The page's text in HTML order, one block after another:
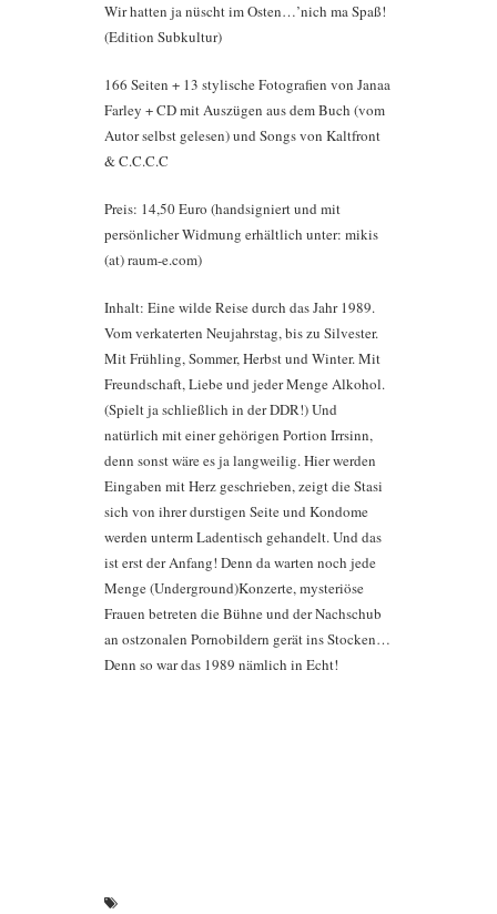
Wir hatten ja nüscht im Osten…’nich ma Spaß!
(Edition Subkultur)
166 Seiten + 13 stylische Fotografien von Janaa
Farley + CD mit Auszügen aus dem Buch (vom
Autor selbst gelesen) und Songs von Kaltfront
& C.C.C.C
Preis: 14,50 Euro (handsigniert und mit
persönlicher Widmung erhältlich unter: mikis
(at) raum-e.com)
Inhalt: Eine wilde Reise durch das Jahr 1989.
Vom verkaterten Neujahrstag, bis zu Silvester.
Mit Frühling, Sommer, Herbst und Winter. Mit
Freundschaft, Liebe und jeder Menge Alkohol.
(Spielt ja schließlich in der DDR!) Und
natürlich mit einer gehörigen Portion Irrsinn,
denn sonst wäre es ja langweilig. Hier werden
Eingaben mit Herz geschrieben, zeigt die Stasi
sich von ihrer durstigen Seite und Kondome
werden unterm Ladentisch gehandelt. Und das
ist erst der Anfang! Denn da warten noch jede
Menge (Underground)Konzerte, mysteriöse
Frauen betreten die Bühne und der Nachschub
an ostzonalen Pornobildern gerät ins Stocken…
Denn so war das 1989 nämlich in Echt!